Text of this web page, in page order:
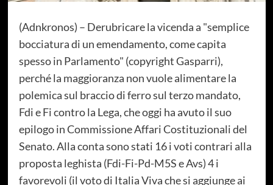
(Adnkronos) – Derubricare la vicenda a "semplice
bocciatura di un emendamento, come capita
spesso in Parlamento" (copyright Gasparri),
perché la maggioranza non vuole alimentare la
polemica sul braccio di ferro sul terzo mandato,
Fdi e Fi contro la Lega, che oggi ha avuto il suo
epilogo in Commissione Affari Costituzionali del
Senato. Alla conta sono stati 16 i voti contrari alla
proposta leghista (Fdi-Fi-Pd-M5S e Avs) 4 i
favorevoli (il voto di Italia Viva che si aggiunge ai